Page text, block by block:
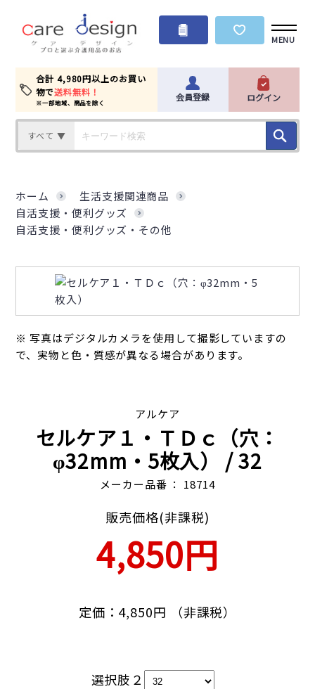
MENU
合計 4,980円以上のお買い
物で送料無料！
※一部地域、商品を除く 会員登録 ログイン
すべて ▼
ホーム
生活支援関連商品
自活支援・便利グッズ
自活支援・便利グッズ・その他
※ 写真はデジタルカメラを使用して撮影していますの
で、実物と色・質感が異なる場合があります。
アルケア
セルケア１・ＴＤｃ（穴：
φ32mm・5枚入）
/ 32
メーカー品番 ： 18714
販売価格(非課税)
4,850円
定価：4,850円 （非課税）
選択肢２